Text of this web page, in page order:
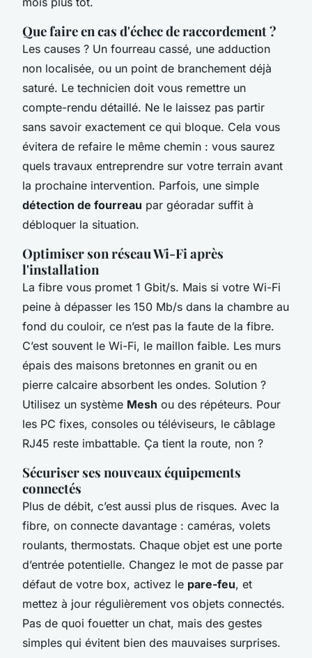
Que faire en cas d'échec de raccordement ?
Les causes ? Un fourreau cassé, une adduction
non localisée, ou un point de branchement déjà
saturé. Le technicien doit vous remettre un
compte-rendu détaillé. Ne le laissez pas partir
sans savoir exactement ce qui bloque. Cela vous
évitera de refaire le même chemin : vous saurez
quels travaux entreprendre sur votre terrain avant
la prochaine intervention. Parfois, une simple
détection de fourreau par géoradar suffit à
débloquer la situation.
Optimiser son réseau Wi-Fi après
l'installation
La fibre vous promet 1 Gbit/s. Mais si votre Wi-Fi
peine à dépasser les 150 Mb/s dans la chambre au
fond du couloir, ce n’est pas la faute de la fibre.
C’est souvent le Wi-Fi, le maillon faible. Les murs
épais des maisons bretonnes en granit ou en
pierre calcaire absorbent les ondes. Solution ?
Utilisez un système Mesh ou des répéteurs. Pour
les PC fixes, consoles ou téléviseurs, le câblage
RJ45 reste imbattable. Ça tient la route, non ?
Sécuriser ses nouveaux équipements
connectés
Plus de débit, c’est aussi plus de risques. Avec la
fibre, on connecte davantage : caméras, volets
roulants, thermostats. Chaque objet est une porte
d’entrée potentielle. Changez le mot de passe par
défaut de votre box, activez le pare-feu, et
mettez à jour régulièrement vos objets connectés.
Pas de quoi fouetter un chat, mais des gestes
simples qui évitent bien des mauvaises surprises.